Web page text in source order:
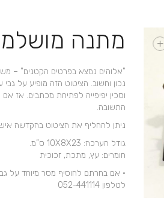
+ מתנה
"אלוהים נמצא בפרטים הקטנים" –
נכון וחשוב. הציטוט הזה מופיע על
וסכין יפיפייה לפתיחת מכתבים. אז
התשובה.
ניתן להחליף את הציטוט בהקדשה
גודל הערכה: 10X8X23 ס”מ.
חומרים: עץ, מתכת, זכוכית
• אם בחרתם להוסיף מסר מיוחד על
לטלפון 052-441114